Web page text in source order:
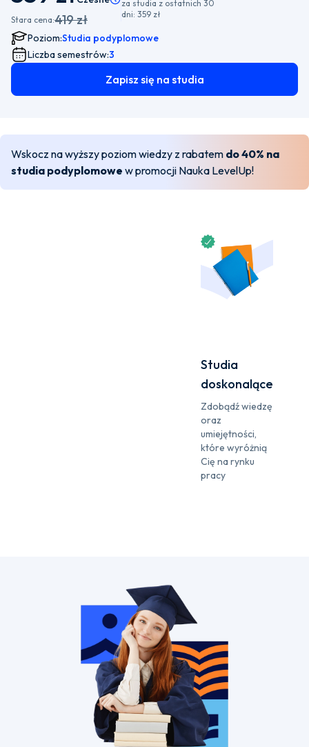
Stara cena:419 zł
za studia z ostatnich 30
dni: 359 zł
Poziom:Studia podyplomowe
Liczba semestrów:3
Zapisz się na studia
Wskocz na wyższy poziom wiedzy z rabatem do 40% na
studia podyplomowe w promocji Nauka LevelUp!
Studia
doskonalące
Zdobądź wiedzę
oraz
umiejętności,
które wyróżnią
Cię na rynku
pracy